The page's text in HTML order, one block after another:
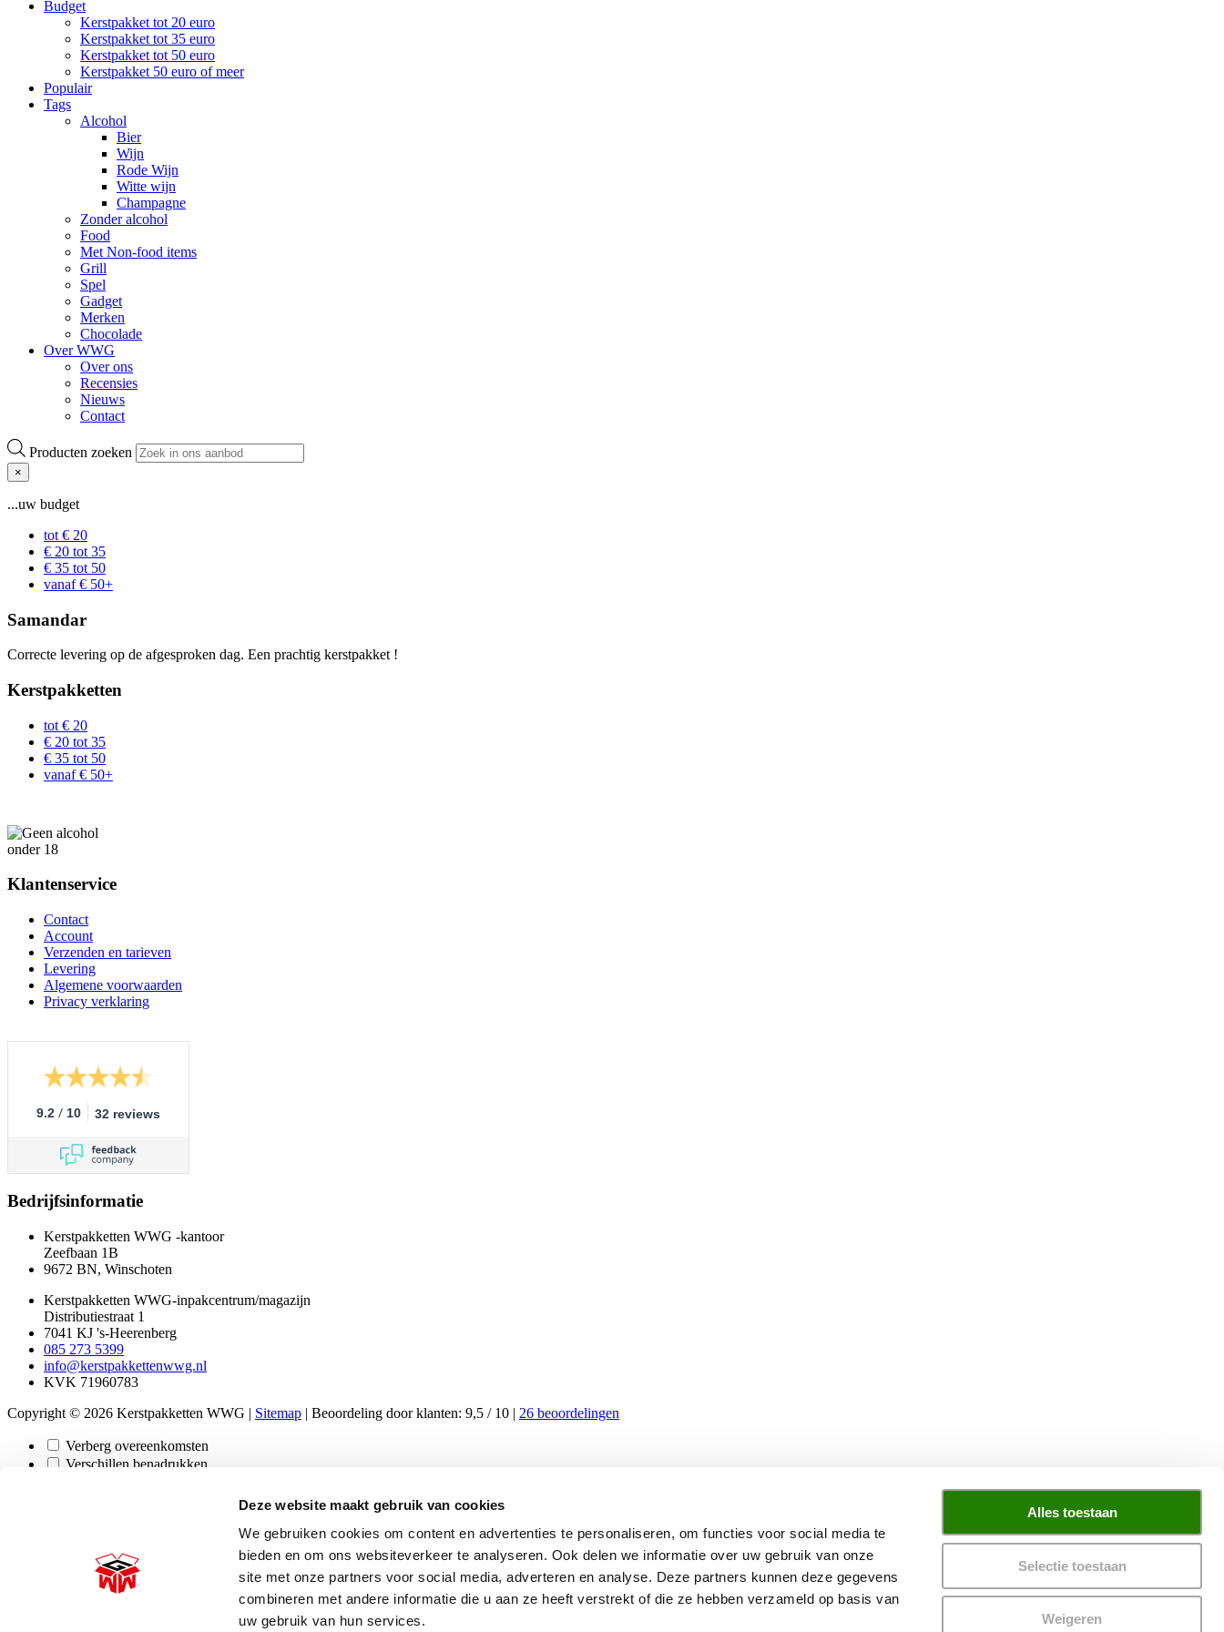
Deze website maakt gebruik van cookies
We gebruiken cookies om content en advertenties te personaliseren, om functies voor social media te
bieden en om ons websiteverkeer te analyseren. Ook delen we informatie over uw gebruik van onze
site met onze partners voor social media, adverteren en analyse. Deze partners kunnen deze gegevens
combineren met andere informatie die u aan ze heeft verstrekt of die ze hebben verzameld op basis van
uw gebruik van hun services.
Alles toestaan
Selectie toestaan
Weigeren
Budget
Kerstpakket tot 20 euro
Kerstpakket tot 35 euro
Kerstpakket tot 50 euro
Kerstpakket 50 euro of meer
Populair
Tags
Alcohol
Bier
Wijn
Rode Wijn
Witte wijn
Champagne
Zonder alcohol
Food
Met Non-food items
Grill
Spel
Gadget
Merken
Chocolade
Over WWG
Over ons
Recensies
Nieuws
Contact
Producten zoeken
×
...uw budget
tot € 20
€ 20 tot 35
€ 35 tot 50
vanaf € 50+
Samandar
Correcte levering op de afgesproken dag. Een prachtig kerstpakket !
Kerstpakketten
tot € 20
€ 20 tot 35
€ 35 tot 50
vanaf € 50+
Klantenservice
Contact
Account
Verzenden en tarieven
Levering
Algemene voorwaarden
Privacy verklaring
9.2 / 10 32 reviews
Bedrijfsinformatie
Kerstpakketten WWG -kantoor
Zeefbaan 1B
9672 BN, Winschoten
Kerstpakketten WWG-inpakcentrum/magazijn
Distributiestraat 1
7041 KJ 's-Heerenberg
085 273 5399
info@kerstpakkettenwwg.nl
KVK 71960783
Copyright © 2026 Kerstpakketten WWG | Sitemap | Beoordeling door klanten: 9,5 / 10 | 26 beoordelingen
Verberg overeenkomsten
Verschillen benadrukken
Voorraad
Beschikbaar